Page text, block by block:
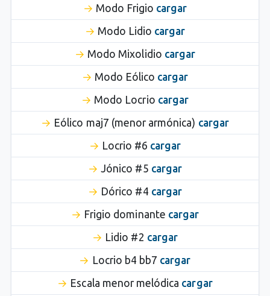
Modo Frigio cargar
Modo Lidio cargar
Modo Mixolidio cargar
Modo Eólico cargar
Modo Locrio cargar
Eólico maj7 (menor armónica) cargar
Locrio #6 cargar
Jónico #5 cargar
Dórico #4 cargar
Frigio dominante cargar
Lidio #2 cargar
Locrio b4 bb7 cargar
Escala menor melódica cargar